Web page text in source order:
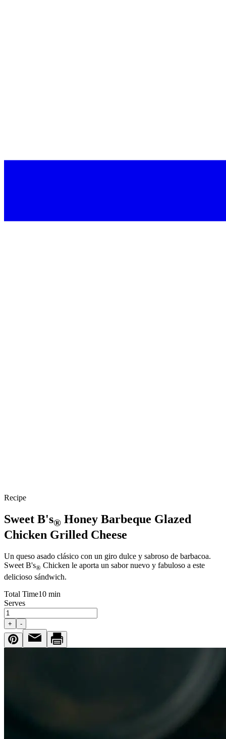
Recipe
Sweet B's® Honey Barbeque Glazed
Chicken Grilled Cheese
Un queso asado clásico con un giro dulce y sabroso de barbacoa.
Sweet B's® Chicken le aporta un sabor nuevo y fabuloso a este
delicioso sándwich.
Total Time10 min
Serves
+ -